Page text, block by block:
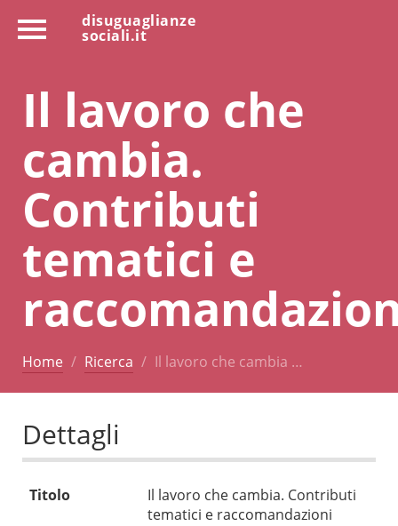
disuguaglianze
sociali.it
Il lavoro che
cambia.
Contributi
tematici e
Home Ricerca Il lavoro che cambia …
Dettagli
Titolo
Il lavoro che cambia. Contributi
tematici e raccomandazioni